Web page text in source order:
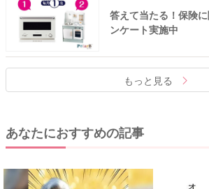
答えて当たる！保険
ンケート実施中
もっと見る
あなたにおすすめの記事